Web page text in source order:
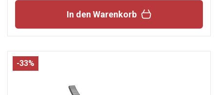
In den Warenkorb
-33%